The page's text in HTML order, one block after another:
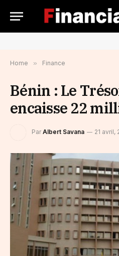
Home » Finance
Bénin : Le
encaisse 22
Par Albert Savana 21 avril,